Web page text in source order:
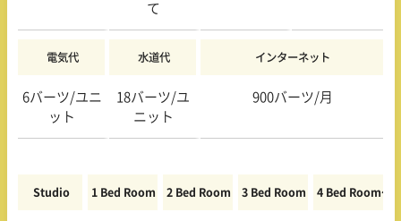
て
電気代 水道代 インターネット
6バーツ/ユニ
ット
18バーツ/ユ
ニット
900バーツ/月
Studio 1 Bed Room 2 Bed Room 3 Bed Room 4 Bed Room〜